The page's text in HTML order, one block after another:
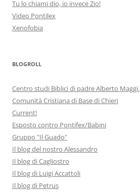
Tu lo chiami dio, io invece Zio!
Video Pontilex
Xenofobia
BLOGROLL
Centro studi Biblici di padre Alberto Maggi.
Comunità Cristiana di Base di Chieri
Current!
Esposto contro Pontifex/Babini
Gruppo "Il Guado"
Il blog del nostro Alessandro
Il blog di Cagliostro
Il blog di Luigi Accattoli
Il blog di Petrus